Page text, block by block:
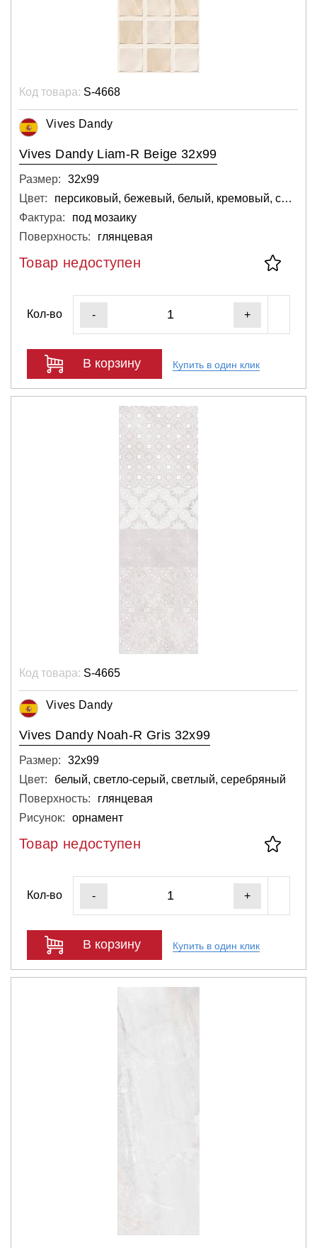
Код товара: S-4668
Vives Dandy
Vives Dandy Liam-R Beige 32x99
Размер:
32х99
Цвет:
персиковый, бежевый, белый, кремовый, светлый
Фактура:
под мозаику
Поверхность:
глянцевая
Товар недоступен
Кол-во - +
В корзину Купить в один клик
Код товара: S-4665
Vives Dandy
Vives Dandy Noah-R Gris 32x99
Размер:
32х99
Цвет:
белый, светло-серый, светлый, серебряный
Поверхность:
глянцевая
Рисунок:
орнамент
Товар недоступен
Кол-во - +
В корзину Купить в один клик